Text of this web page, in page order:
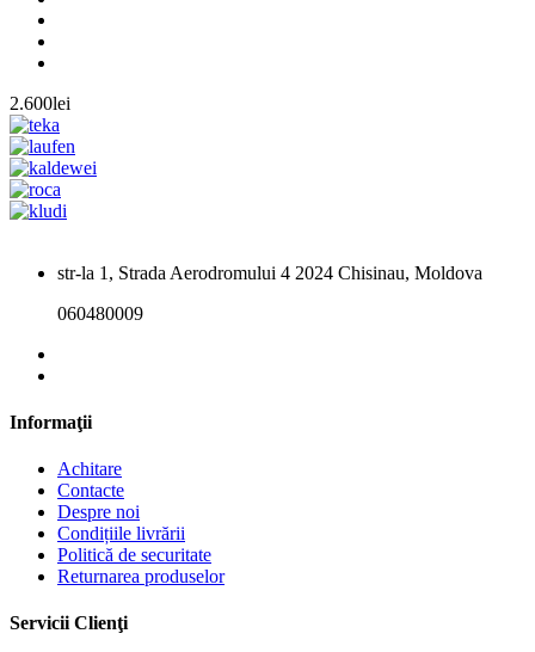
2.600lei
str-la 1, Strada Aerodromului 4 2024 Chisinau, Moldova
060480009
Informaţii
Achitare
Contacte
Despre noi
Condițiile livrării
Politică de securitate
Returnarea produselor
Servicii Clienţi